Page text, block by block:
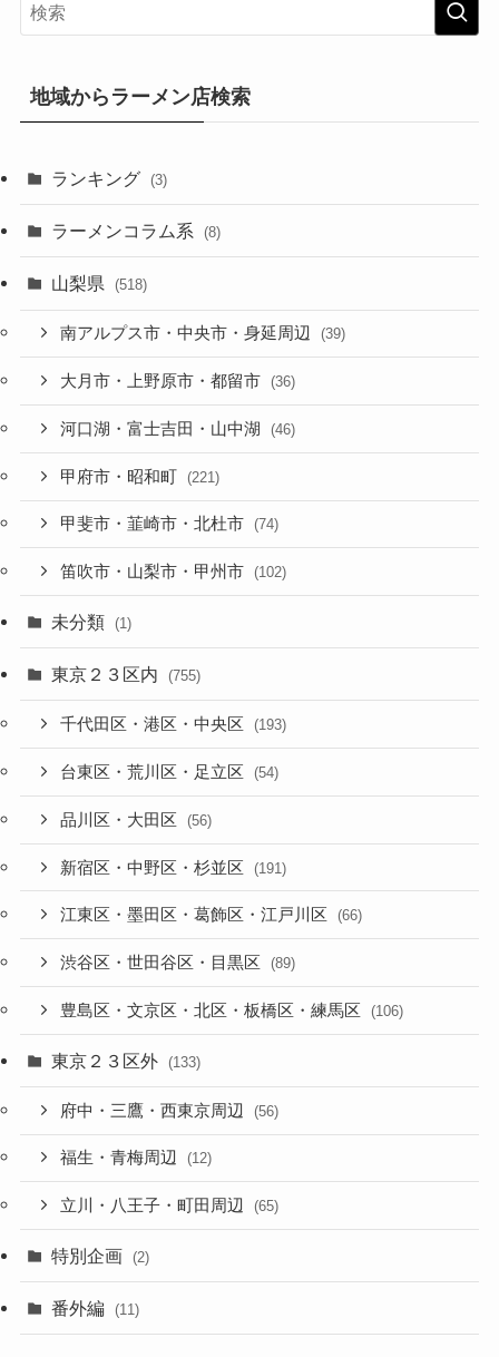
地域からラーメン店検索
ランキング (3)
ラーメンコラム系 (8)
山梨県 (518)
南アルプス市・中央市・身延周辺 (39)
大月市・上野原市・都留市 (36)
河口湖・富士吉田・山中湖 (46)
甲府市・昭和町 (221)
甲斐市・韮崎市・北杜市 (74)
笛吹市・山梨市・甲州市 (102)
未分類 (1)
東京２３区内 (755)
千代田区・港区・中央区 (193)
台東区・荒川区・足立区 (54)
品川区・大田区 (56)
新宿区・中野区・杉並区 (191)
江東区・墨田区・葛飾区・江戸川区 (66)
渋谷区・世田谷区・目黒区 (89)
豊島区・文京区・北区・板橋区・練馬区 (106)
東京２３区外 (133)
府中・三鷹・西東京周辺 (56)
福生・青梅周辺 (12)
立川・八王子・町田周辺 (65)
特別企画 (2)
番外編 (11)